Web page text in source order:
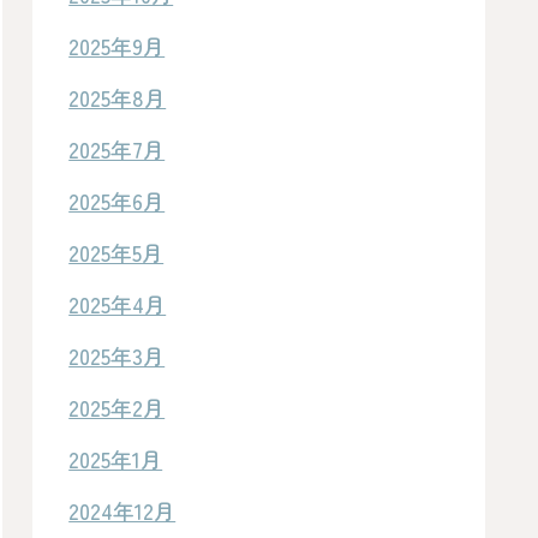
2025年9月
2025年8月
2025年7月
2025年6月
2025年5月
2025年4月
2025年3月
2025年2月
2025年1月
2024年12月